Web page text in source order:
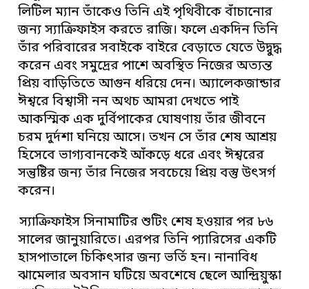
লিটিল ম্যান তাঁকেও তিনি এই পৃথিবীকে বাঁচানোর
জন্য স্যাক্রিফাইস করতে রাজি। ফলে একদিন তিনি
তাঁর পরিবারের সবাইকে বাইরে বেড়াতে যেতে উদ্বুদ্ধ
করেন এবং সমুদ্রের পাশে অবস্থিত নিজের অত্যন্ত
প্রিয় বাড়িতিতে আগুন ধরিয়ে দেন। অ্যালেকজান্ডার
ঈশ্বরে বিশ্বাসী নন অথচ আমরা দেখতে পাই
আকস্মিক এক দুর্বিপাকের ঘোষণায় তাঁর জীবনে
চরম দুর্দশা ঘনিয়ে আসে। তখন সে তাঁর শেষ আশ্রয়
হিসেবে ভাগ্যবানকেই আঁকড়ে ধরে এবং ঈশ্বরের
সন্তুষ্টির জন্য তাঁর নিজের সবচেয়ে প্রিয় বস্তু উৎসর্গ
করেন।
স্যাক্রিফাইস সিনামাটির শুটিং শেষ হওয়ার পর ৮৬
সালের জানুয়ারিতে। এরপর তিনি প্যারিসের একটি
হাসপাতালে চিকিৎসার জন্য ভর্তি হন। নানাবিধ
ঝামেলার অবসান ঘটিয়ে অবশেষে ছেলে আন্দ্রিয়ুস্কা